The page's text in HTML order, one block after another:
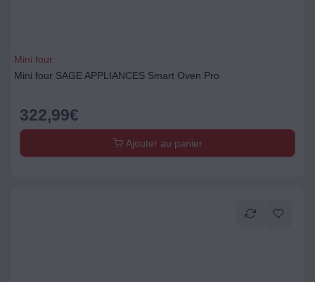
Mini four
Mini four SAGE APPLIANCES Smart Oven Pro
322,99€
Ajouter au panier